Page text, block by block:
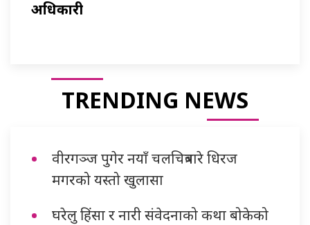
अधिकारी
TRENDING NEWS
वीरगञ्ज पुगेर नयाँ चलचित्रबारे धिरज
मगरको यस्तो खुलासा
घरेलु हिंसा र नारी संवेदनाको कथा बोकेको